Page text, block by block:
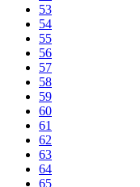
53
54
55
56
57
58
59
60
61
62
63
64
65